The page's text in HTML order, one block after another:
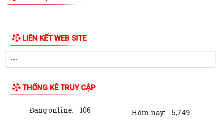
Công văn số 3385/UBND-KT ngày 29/7/2026 của UBND phường v/v
công khai Quyết định của Chủ tịch Ủy...
Công văn số:3384/UBND-KT ngày 29/7/2026 của UBND phường v/v
dân thành phố Hải Phòng Quy định mức...
LIÊN KẾT WEB SITE
THỐNG KÊ TRUY CẬP
Đang online: 106 Hôm nay:
5,749